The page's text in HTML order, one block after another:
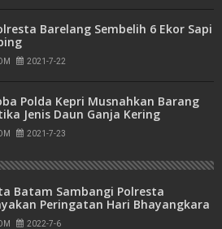
Barelang Sembelih 6 Ekor Sapi
2021-7-22
Polda Kepri Musnahkan Barang
Jenis Daun Ganja Kering
2021-7-23
Batam Sambangi Polresta
Peringatan Hari Bhayangkara
2022-7-6